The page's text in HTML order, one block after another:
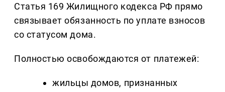
Статья 169 Жилищного кодекса РФ прямо
связывает обязанность по уплате взносов
со статусом дома.
Полностью освобождаются от платежей:
жильцы домов, признанных